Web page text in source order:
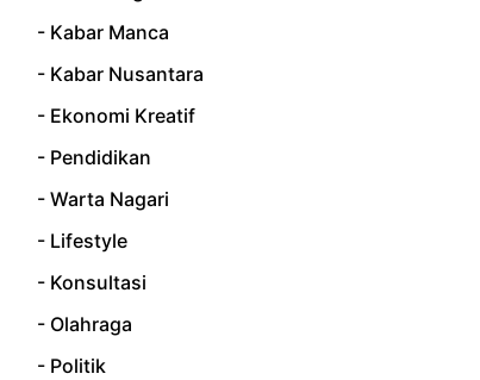
- Kabar Manca
- Kabar Nusantara
- Ekonomi Kreatif
- Pendidikan
- Warta Nagari
- Lifestyle
- Konsultasi
- Olahraga
- Politik